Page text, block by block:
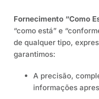
Fornecimento “Como
“como está” e
de qualquer tipo,
garantimos:
A precisão,
informações